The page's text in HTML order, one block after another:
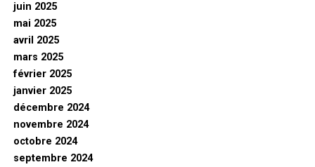
juin 2025
mai 2025
avril 2025
mars 2025
février 2025
janvier 2025
décembre 2024
novembre 2024
octobre 2024
septembre 2024